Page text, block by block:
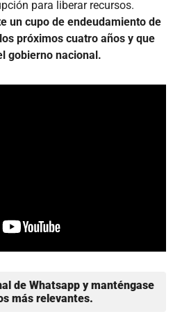
para liberar recursos.
un cupo de endeudamiento de
próximos cuatro años y que
gobierno nacional.
de Whatsapp y manténgase
más relevantes.